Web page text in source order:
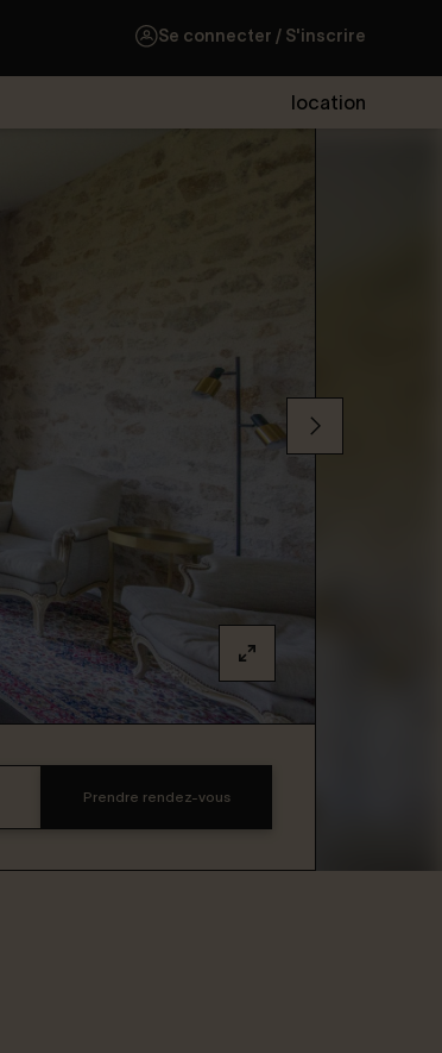
Se connecter / S'inscrire
location
Prendre rendez-vous